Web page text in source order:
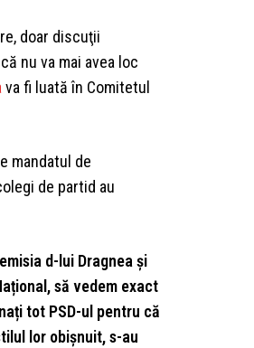
doar discuţii
nu va mai avea loc
va fi luată în Comitetul
mandatul de
de partid au
d-lui Dragnea și
să vedem exact
tot PSD-ul pentru că
lor obișnuit, s-au